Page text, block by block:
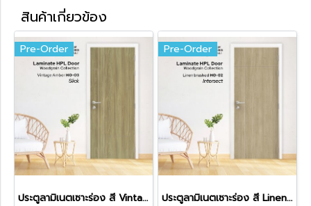
สินค้าเกี่ยวข้อง
Pre-Order
ประตูลามิเนตเซาะร่อง สี Vintage Amber
Pre-Order
ประตูลามิเนตเซาะร่อง สี Linen Brushed